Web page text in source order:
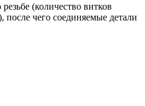
(количество витков
после чего соединяемые детали